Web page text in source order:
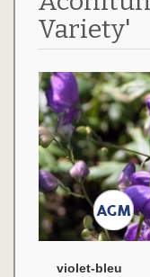
Variety'
violet-bleu